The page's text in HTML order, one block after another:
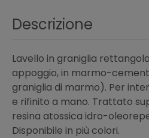
Descrizione
Lavello in graniglia
appoggio, in marmo-
graniglia di marmo). Per
e rifinito a mano. Trattato
resina atossica idro-
Disponibile in più colori.